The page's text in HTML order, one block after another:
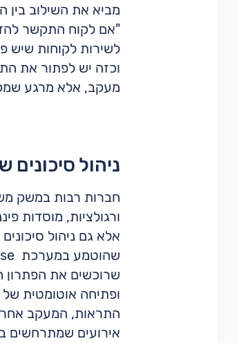
מביא את השילוב בין
"אם לקוח התקשר
לשירות לקוחות שיש
וכזה יש לפתור את
מעקב, אלא מרגע
ניהול סיכונים
ורגולציות, מוסדות
אלא גם ניהול
שרוכשים את הפתרון
התראות, המעקב
אירועים שמתרחשים